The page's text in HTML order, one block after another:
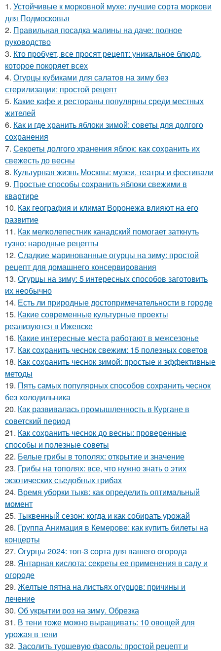
1. Устойчивые к морковной мухе: лучшие сорта моркови
для Подмосковья
2. Правильная посадка малины на даче: полное
руководство
3. Кто пробует, все просят рецепт: уникальное блюдо,
которое покоряет всех
4. Огурцы кубиками для салатов на зиму без
стерилизации: простой рецепт
5. Какие кафе и рестораны популярны среди местных
жителей
6. Как и где хранить яблоки зимой: советы для долгого
сохранения
7. Секреты долгого хранения яблок: как сохранить их
свежесть до весны
8. Культурная жизнь Москвы: музеи, театры и фестивали
9. Простые способы сохранить яблоки свежими в
квартире
10. Как география и климат Воронежа влияют на его
развитие
11. Как мелколепестник канадский помогает заткнуть
гузно: народные рецепты
12. Сладкие маринованные огурцы на зиму: простой
рецепт для домашнего консервирования
13. Огурцы на зиму: 5 интересных способов заготовить
их необычно
14. Есть ли природные достопримечательности в городе
15. Какие современные культурные проекты
реализуются в Ижевске
16. Какие интересные места работают в межсезонье
17. Как сохранить чеснок свежим: 15 полезных советов
18. Как сохранить чеснок зимой: простые и эффективные
методы
19. Пять самых популярных способов сохранить чеснок
без холодильника
20. Как развивалась промышленность в Кургане в
советский период
21. Как сохранить чеснок до весны: проверенные
способы и полезные советы
22. Белые грибы в тополях: открытие и значение
23. Грибы на тополях: все, что нужно знать о этих
экзотических съедобных грибах
24. Время уборки тыкв: как определить оптимальный
момент
25. Тыквенный сезон: когда и как собирать урожай
26. Группа Анимация в Кемерове: как купить билеты на
концерты
27. Огурцы 2024: топ-3 сорта для вашего огорода
28. Янтарная кислота: секреты ее применения в саду и
огороде
29. Желтые пятна на листьях огурцов: причины и
лечение
30. Об укрытии роз на зиму. Обрезка
31. В тени тоже можно выращивать: 10 овощей для
урожая в тени
32. Засолить туршевую фасоль: простой рецепт и